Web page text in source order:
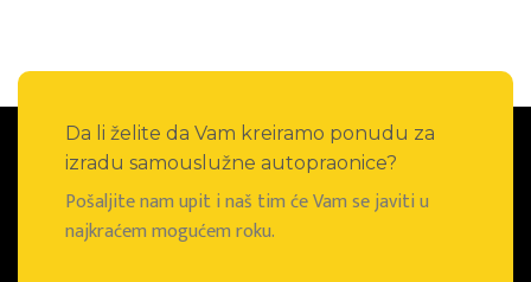
Da li želite da Vam kreiramo ponudu za
izradu samouslužne autopraonice?
Pošaljite nam upit i naš tim će Vam se javiti u
najkraćem mogućem roku.